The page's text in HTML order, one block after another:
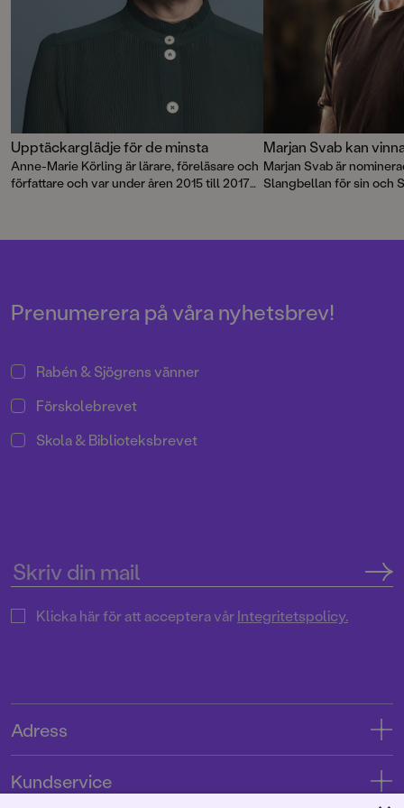
Upptäckarglädje för de minsta
Anne-Marie Körling är lärare, föreläsare och
författare och var under åren 2015 till 2017
Marjan Svab kan
Marjan Svab är
Slangbellan för sin och
Prenumerera på våra nyhetsbrev!
Rabén & Sjögrens vänner
Förskolebrevet
Skola & Biblioteksbrevet
Klicka här för att acceptera vårIntegritetspolicy.
Adress
Kundservice